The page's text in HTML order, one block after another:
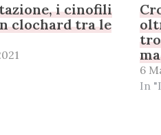
i cinofili
clochard tra le
6
In